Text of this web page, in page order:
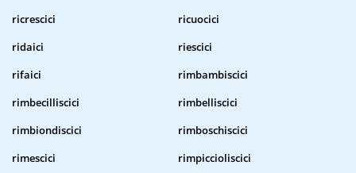
ricrescici
ricuocici
ridaici
riescici
rifaici
rimbambiscici
rimbecilliscici
rimbelliscici
rimbiondiscici
rimboschiscici
rimescici
rimpiccioliscici